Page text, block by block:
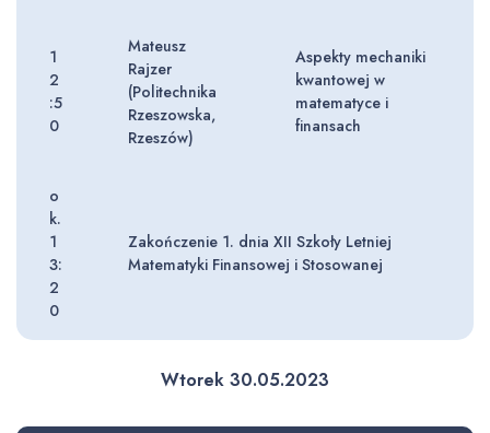
1
2
:5
0
Mateusz
Rajzer
(Politechnika
Rzeszowska,
Rzeszów)
Aspekty mechaniki
kwantowej w
matematyce i
finansach
o
k.
1
3:
2
0
Zakończenie 1. dnia XII Szkoły Letniej
Matematyki Finansowej i Stosowanej
Wtorek 30.05.2023